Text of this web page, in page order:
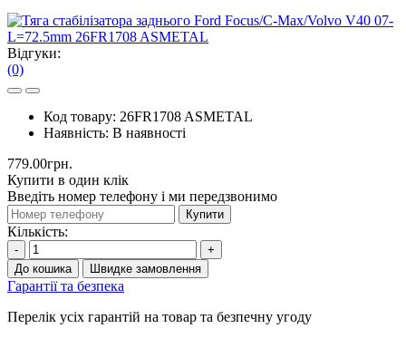
Відгуки:
(0)
Код товару: 26FR1708 ASMETAL
Наявність: В наявності
779.00грн.
Купити в один клік
Введіть номер телефону і ми передзвонимо
Купити
Кількість:
-
+
До кошика
Швидке замовлення
Гарантії та безпека
Перелік усіх гарантій на товар та безпечну угоду